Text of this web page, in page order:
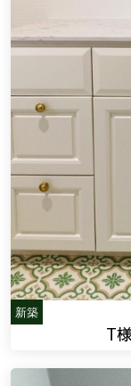
新築
T